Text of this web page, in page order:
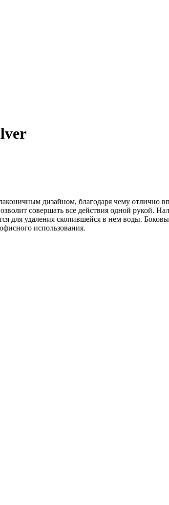
дизайном, благодаря чему отлично
совершать все действия одной рукой.
для удаления скопившейся в нем воды.
использования.